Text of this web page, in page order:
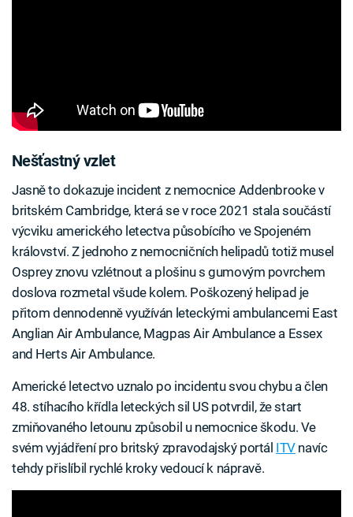
Nešťastný vzlet
Jasně to dokazuje incident z nemocnice Addenbrooke v
britském Cambridge, která se v roce 2021 stala součástí
výcviku amerického letectva působícího ve Spojeném
království. Z jednoho z nemocničních helipadů totiž musel
Osprey znovu vzlétnout a plošinu s gumovým povrchem
doslova rozmetal všude kolem. Poškozený helipad je
přitom dennodenně využíván leteckými ambulancemi East
Anglian Air Ambulance, Magpas Air Ambulance a Essex
and Herts Air Ambulance.
Americké letectvo uznalo po incidentu svou chybu a člen
48. stíhacího křídla leteckých sil US potvrdil, že start
zmiňovaného letounu způsobil u nemocnice škodu. Ve
svém vyjádření pro britský zpravodajský portál ITVnavíc
tehdy přislíbil rychlé kroky vedoucí k nápravě.